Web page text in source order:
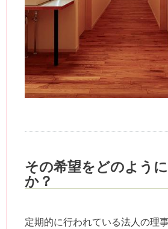
その希望をどのよう
か？
定期的に行われている法人の理